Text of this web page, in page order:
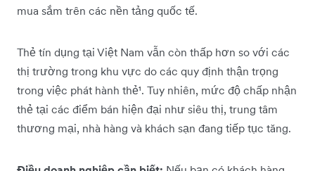
mua sắm trên các nền tảng quốc tế.
Thẻ tín dụng tại Việt Nam vẫn còn thấp hơn so với các
thị trường trong khu vực do các quy định thận trọng
trong việc phát hành thẻ¹. Tuy nhiên, mức độ chấp nhận
thẻ tại các điểm bán hiện đại như siêu thị, trung tâm
thương mại, nhà hàng và khách sạn đang tiếp tục tăng.